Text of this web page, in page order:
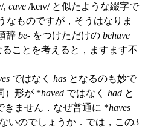
, cave /keɪv/ と似たような綴字で
なものですが，そうはなりま
辞 be- をつけただけの behave
ることを考えると，ますます不
ではなく has となるのも妙で
）形が *haved ではなく had と
きません．なぜ普通に *haves
いのでしょうか．では，この3